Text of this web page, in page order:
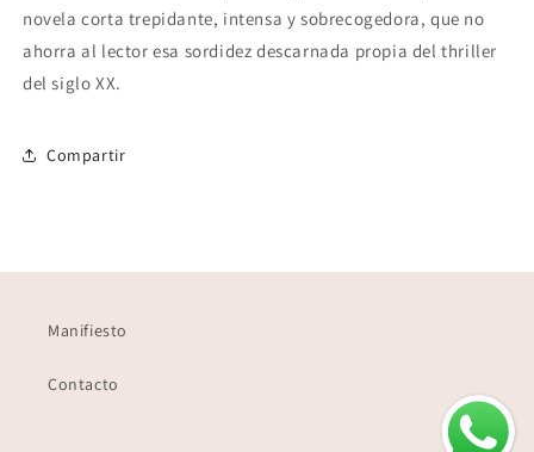
novela corta trepidante, intensa y sobrecogedora, que no
ahorra al lector esa sordidez descarnada propia del thriller
del siglo XX.
Compartir
Manifiesto
Contacto